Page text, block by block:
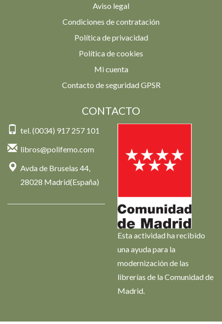
Aviso legal
Condiciones de contratación
Política de privacidad
Política de cookies
Mi cuenta
Contacto de seguridad GPSR
CONTACTO
tel. (0034) 917 257 101
libros@polifemo.com
Avda de Bruselas 44,
28028 Madrid(España)
Esta actividad ha recibido
una ayuda para la
modernización de las
librerías de la Comunidad de
Madrid.